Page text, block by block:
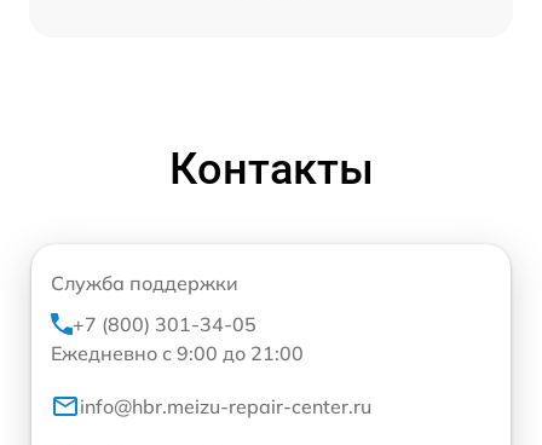
Контакты
Служба поддержки
+7 (800) 301-34-05
Ежедневно с 9:00 до 21:00
info@hbr.meizu-repair-center.ru